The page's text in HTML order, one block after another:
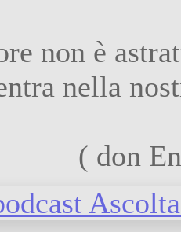
non è
nella
( don